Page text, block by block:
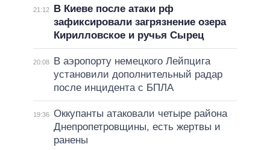
21:12
В Киеве после атаки рф
зафиксировали загрязнение озера
Кирилловское и ручья Сырец
20:08
В аэропорту немецкого Лейпцига
установили дополнительный радар
после инцидента с БПЛА
19:36 Оккупанты атаковали четыре района
Днепропетровщины, есть жертвы и
ранены